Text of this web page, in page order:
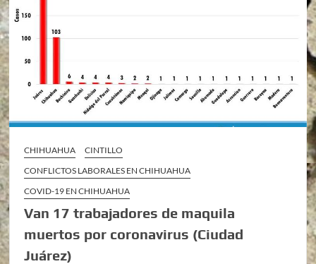
CHIHUAHUA
CINTILLO
CONFLICTOS LABORALES EN CHIHUAHUA
COVID-19 EN CHIHUAHUA
Van 17 trabajadores de maquila
muertos por coronavirus (Ciudad
Juárez)